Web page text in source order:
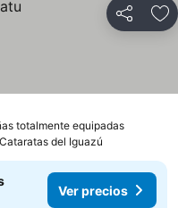
Compartir
totalmente equipadas
del Iguazú
Ver precios